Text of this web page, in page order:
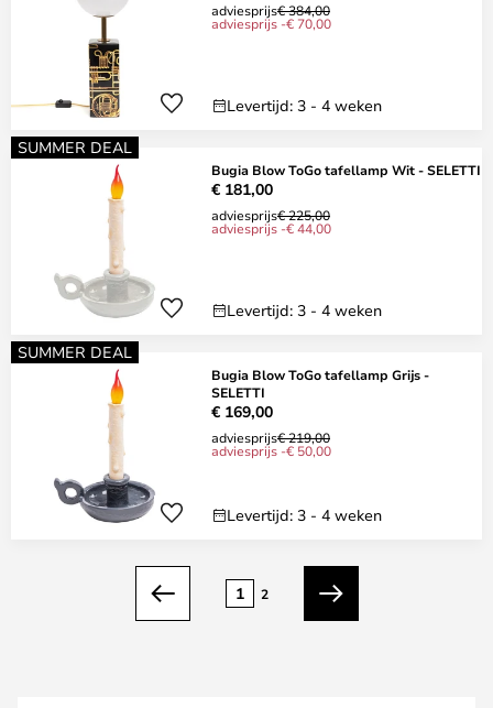
adviesprijs€ 384,00
adviesprijs -€ 70,00
Levertijd: 3 - 4 weken
SUMMER DEAL
Bugia Blow ToGo tafellamp Wit - SELETTI
€ 181,00
adviesprijs€ 225,00
adviesprijs -€ 44,00
Levertijd: 3 - 4 weken
SUMMER DEAL
Bugia Blow ToGo tafellamp Grijs -
SELETTI
€ 169,00
adviesprijs€ 219,00
adviesprijs -€ 50,00
Levertijd: 3 - 4 weken
Vorige
1 2
Volgende